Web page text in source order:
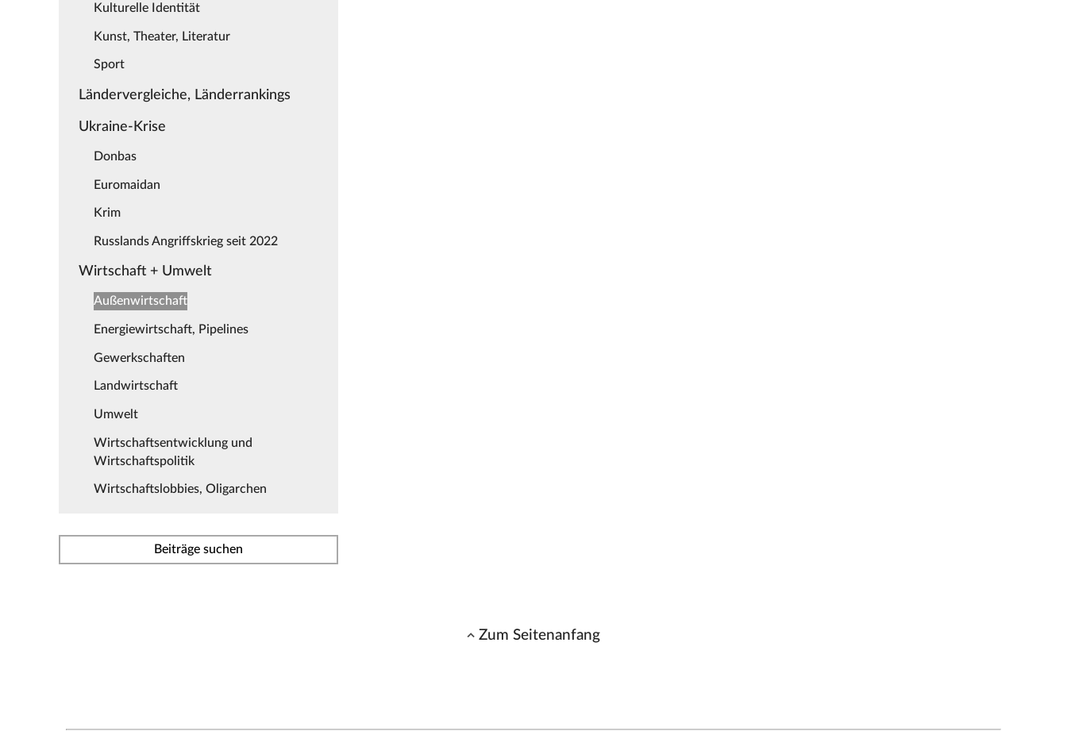
Kulturelle Identität
Kunst, Theater, Literatur
Sport
Ländervergleiche, Länderrankings
Ukraine-Krise
Donbas
Euromaidan
Krim
Russlands Angriffskrieg seit 2022
Wirtschaft + Umwelt
Außenwirtschaft
Energiewirtschaft, Pipelines
Gewerkschaften
Landwirtschaft
Umwelt
Wirtschaftsentwicklung und
Wirtschaftspolitik
Wirtschaftslobbies, Oligarchen
Beiträge suchen
Zum Seitenanfang